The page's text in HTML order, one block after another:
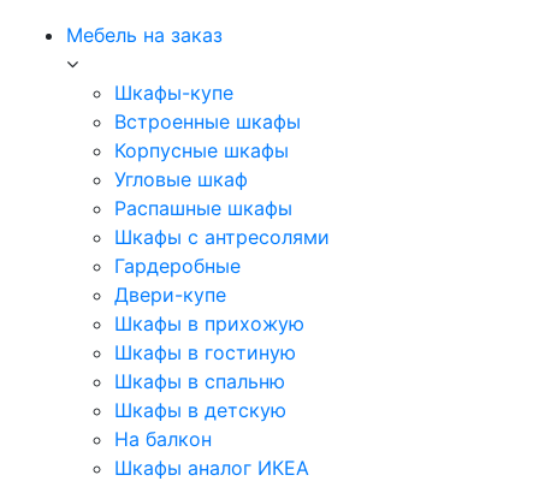
Мебель на заказ
Шкафы-купе
Встроенные шкафы
Корпусные шкафы
Угловые шкаф
Распашные шкафы
Шкафы с антресолями
Гардеробные
Двери-купе
Шкафы в прихожую
Шкафы в гостиную
Шкафы в спальню
Шкафы в детскую
На балкон
Шкафы аналог ИКЕА